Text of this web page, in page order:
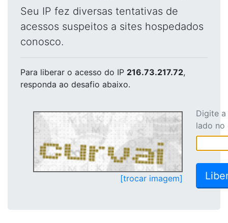
Seu IP fez diversas tentativas de
acessos suspeitos a sites hospedados
conosco.
Para liberar o acesso do IP 216.73.217.72,
responda ao desafio abaixo.
[trocar imagem]
Digite
lado no